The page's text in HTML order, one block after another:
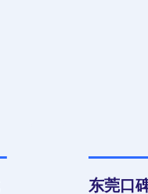
东莞口